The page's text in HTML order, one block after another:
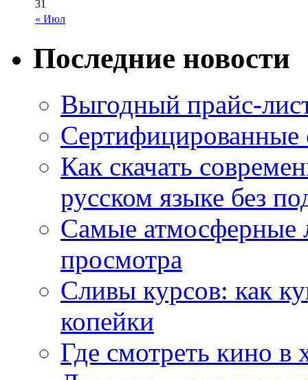
« Июл
31
Последние новости
Выгодный прайс-
Как скачать
русском языке без
Самые атмосферные
просмотра
Сливы курсов: как
копейки
Где смотреть кино в